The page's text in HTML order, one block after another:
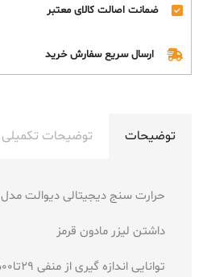
ضمانت اصالت کالای معتبر
ارسال سریع سفارش خرید
توضیحات توضیحات تکمیلی
حرارت سنج دیجیتالی دیوالت مدل DCT414D1
داشتن لیزر مادون قرمز
توانایی اندازه گیری از منفی 29تا500درجه